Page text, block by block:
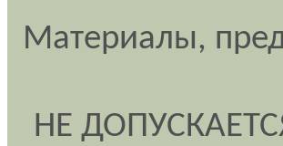
Материалы,
НЕ